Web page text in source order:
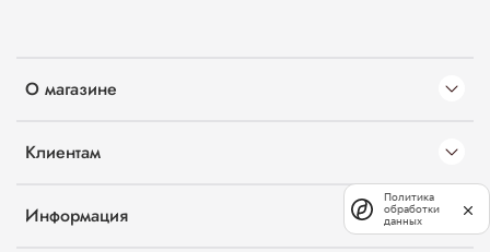
О магазине
Клиентам
Информация
Политика
обработки
данных